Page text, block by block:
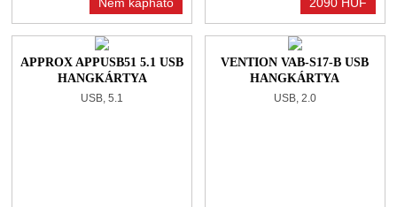
Nem kapható 2090 HUF
APPROX APPUSB51 5.1 USB
HANGKÁRTYA
USB, 5.1
VENTION VAB-S17-B USB
HANGKÁRTYA
USB, 2.0